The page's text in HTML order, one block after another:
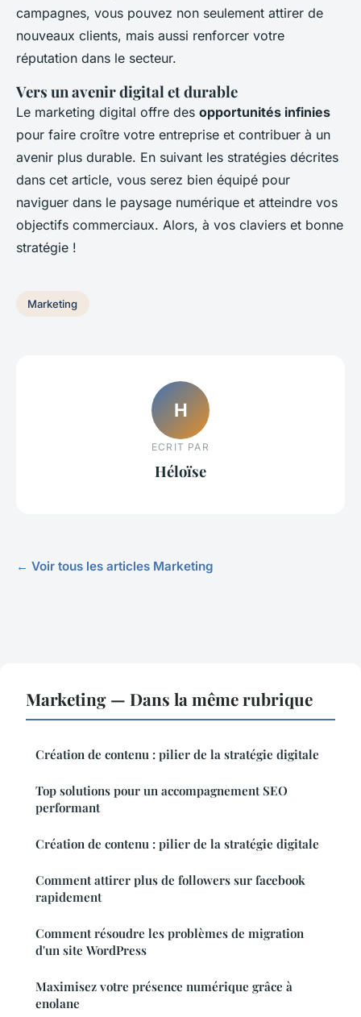
campagnes, vous pouvez non seulement attirer de
nouveaux clients, mais aussi renforcer votre
réputation dans le secteur.
Vers un avenir digital et durable
Le marketing digital offre des opportunités infinies
pour faire croître votre entreprise et contribuer à un
avenir plus durable. En suivant les stratégies décrites
dans cet article, vous serez bien équipé pour
naviguer dans le paysage numérique et atteindre vos
objectifs commerciaux. Alors, à vos claviers et bonne
stratégie !
Marketing
H
ECRIT PAR
Héloïse
← Voir tous les articles Marketing
Marketing — Dans la même rubrique
Création de contenu : pilier de la stratégie digitale
Top solutions pour un accompagnement SEO
performant
Création de contenu : pilier de la stratégie digitale
Comment attirer plus de followers sur facebook
rapidement
Comment résoudre les problèmes de migration
d'un site WordPress
Maximisez votre présence numérique grâce à
enolane